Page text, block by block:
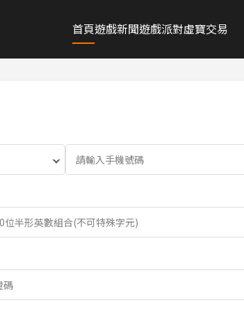
首頁遊戲新聞遊戲派對虛寶交易
料
輸
請